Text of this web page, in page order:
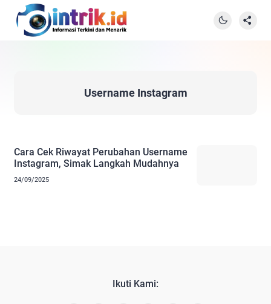
Username Instagram
Cara Cek Riwayat Perubahan Username
Instagram, Simak Langkah Mudahnya
24/09/2025
Ikuti Kami: